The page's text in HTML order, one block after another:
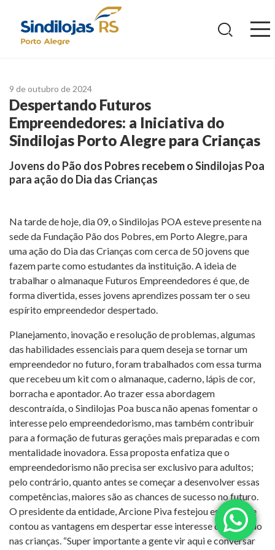
9 de outubro de 2024
Despertando Futuros
Empreendedores: a Iniciativa do
Sindilojas Porto Alegre para Crianças
Jovens do Pão dos Pobres recebem o Sindilojas Poa
para ação do Dia das Crianças
Na tarde de hoje, dia 09, o Sindilojas POA esteve presente na
sede da Fundação Pão dos Pobres, em Porto Alegre, para
uma ação do Dia das Crianças com cerca de 50 jovens que
fazem parte como estudantes da instituição. A ideia de
trabalhar o almanaque Futuros Empreendedores é que, de
forma divertida, esses jovens aprendizes possam ter o seu
espírito empreendedor despertado.
Planejamento, inovação e resolução de problemas, algumas
das habilidades essenciais para quem deseja se tornar um
empreendedor no futuro, foram trabalhados com essa turma
que recebeu um kit com o almanaque, caderno, lápis de cor,
borracha e apontador. Ao trazer essa abordagem
descontraída, o Sindilojas Poa busca não apenas fomentar o
interesse pelo empreendedorismo, mas também contribuir
para a formação de futuras gerações mais preparadas e com
mentalidade inovadora. Essa proposta enfatiza que o
empreendedorismo não precisa ser exclusivo para adultos;
pelo contrário, quanto antes se começar a desenvolver essas
competências, maiores são as chances de sucesso no futuro.
O presidente da entidade, Arcione Piva festejou essa ação e
contou as vantagens em despertar esse interesse desde cedo
nas crianças. “Super importante a gente vir aqui e conversar